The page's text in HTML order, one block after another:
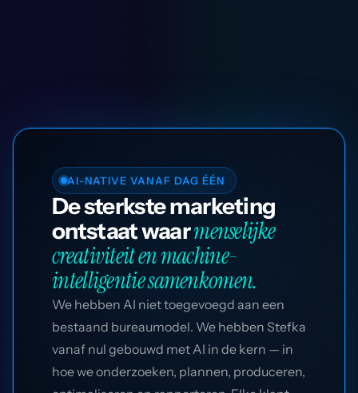
AI-NATIVE VANAF DAG ÉÉN
De sterkste marketing
ontstaat waarmenselijke
creativiteit en machine-
intelligentie samenkomen.
We hebben AI niet toegevoegd aan een
bestaand bureaumodel. We hebben Stefka
vanaf nul gebouwd met AI in de kern — in
hoe we onderzoeken, plannen, produceren,